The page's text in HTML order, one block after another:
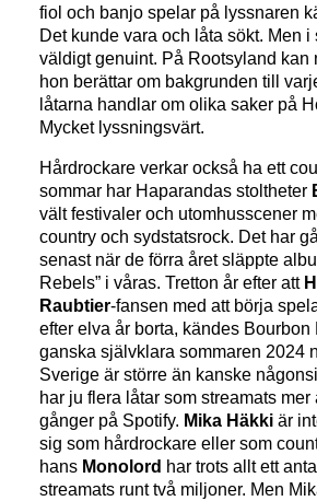
fiol och banjo spelar på lyssnaren
Det kunde vara och låta sökt. Men
väldigt genuint. På Rootsyland kan
hon berättar om bakgrunden till
låtarna handlar om olika saker på
Mycket lyssningsvärt.
Hårdrockare verkar också ha ett
sommar har Haparandas stoltheter
vält festivaler och utomhusscener
country och sydstatsrock. Det har
senast när de förra året släppte
Rebels” i våras. Tretton år efter att
Raubtier-fansen med att börja
efter elva år borta, kändes Bourbon
ganska självklara sommaren 2024
Sverige är större än kanske
har ju flera låtar som streamats
gånger på Spotify. Mika Häkki är
sig som hårdrockare eller som
hans Monolord har trots allt ett
streamats runt två miljoner. Men